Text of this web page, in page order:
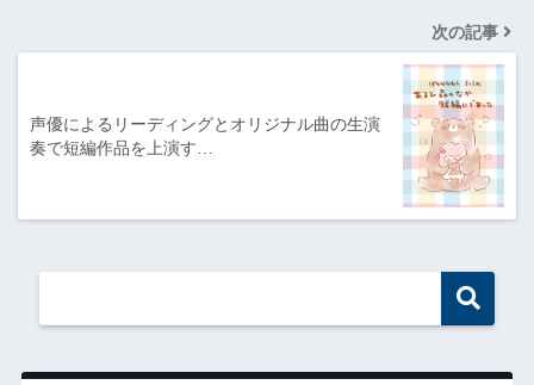
次の記事
声優によるリーディングとオリジナル曲の生演
奏で短編作品を上演す…